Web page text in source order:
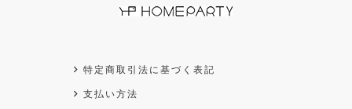
特定商取引法に基づく表記
支払い方法